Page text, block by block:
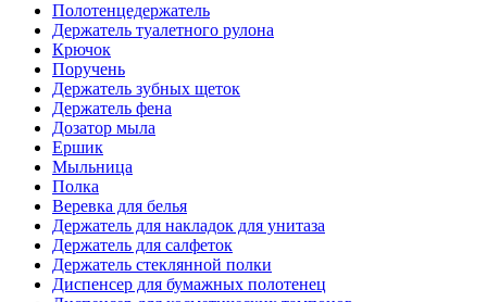
Полотенцедержатель
Держатель туалетного рулона
Крючок
Поручень
Держатель зубных щеток
Держатель фена
Дозатор мыла
Eршик
Мыльница
Полка
Веревка для белья
Держатель для накладок для унитаза
Держатель для салфеток
Держатель стеклянной полки
Диспенсер для бумажных полотенец